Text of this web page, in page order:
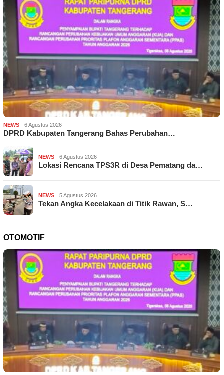
NEWS 6 Agustus 2026
DPRD Kabupaten Tangerang Bahas Perubahan…
NEWS 6 Agustus 2026
Lokasi Rencana TPS3R di Desa Pematang da…
NEWS 5 Agustus 2026
Tekan Angka Kecelakaan di Titik Rawan, S…
OTOMOTIF